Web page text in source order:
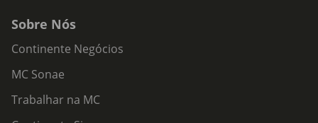
Sobre Nós
Continente Negócios
MC Sonae
Trabalhar na MC